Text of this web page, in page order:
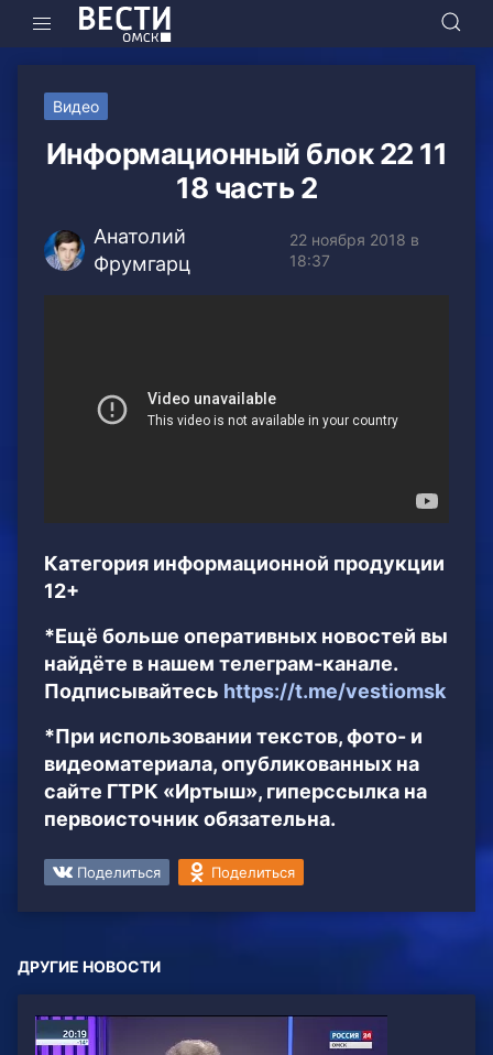
Видео
Информационный блок 22 11
18 часть 2
Анатолий
Фрумгарц
22 ноября 2018 в
18:37
Категория информационной продукции
12+
*Ещё больше оперативных новостей вы
найдёте в нашем телеграм-канале.
Подписывайтесь https://t.me/vestiomsk
*При использовании текстов, фото- и
видеоматериала, опубликованных на
сайте ГТРК «Иртыш», гиперссылка на
первоисточник обязательна.
Поделиться Поделиться
ДРУГИЕ НОВОСТИ